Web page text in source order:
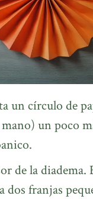
un círculo de
un poco
de la diadema.
dos franjas